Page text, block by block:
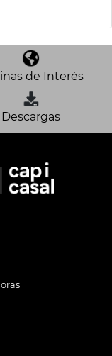
de Interés
Descargas